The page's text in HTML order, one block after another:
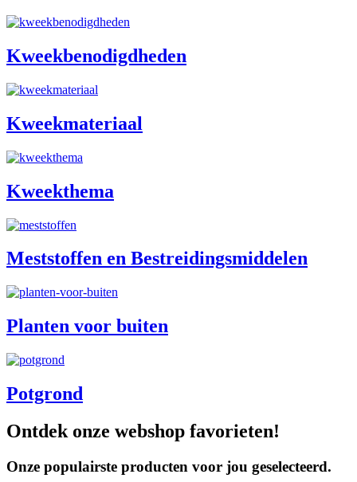
Kweekbenodigdheden
Kweekmateriaal
Kweekthema
Meststoffen en Bestreidingsmiddelen
Planten voor buiten
Potgrond
Ontdek onze webshop favorieten!
Onze populairste producten voor jou geselecteerd.